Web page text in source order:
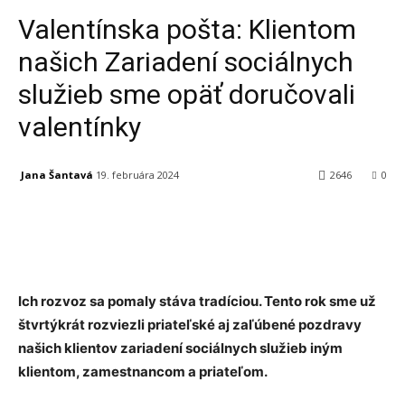
Valentínska pošta: Klientom
našich Zariadení sociálnych
služieb sme opäť doručovali
valentínky
Jana Šantavá 19. februára 2024 0
2646
Ich rozvoz sa pomaly stáva tradíciou. Tento rok sme už
štvrtýkrát rozviezli priateľské aj zaľúbené pozdravy
našich klientov zariadení sociálnych služieb iným
klientom, zamestnancom a priateľom.